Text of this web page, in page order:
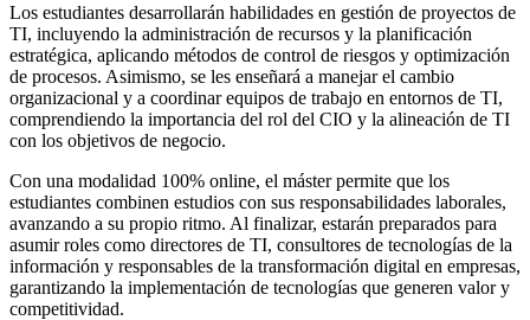
Los estudiantes desarrollarán habilidades en gestión de proyectos de
TI, incluyendo la administración de recursos y la planificación
estratégica, aplicando métodos de control de riesgos y optimización
de procesos. Asimismo, se les enseñará a manejar el cambio
organizacional y a coordinar equipos de trabajo en entornos de TI,
comprendiendo la importancia del rol del CIO y la alineación de TI
con los objetivos de negocio.
Con una modalidad 100% online, el máster permite que los
estudiantes combinen estudios con sus responsabilidades laborales,
avanzando a su propio ritmo. Al finalizar, estarán preparados para
asumir roles como directores de TI, consultores de tecnologías de la
información y responsables de la transformación digital en empresas,
garantizando la implementación de tecnologías que generen valor y
competitividad.